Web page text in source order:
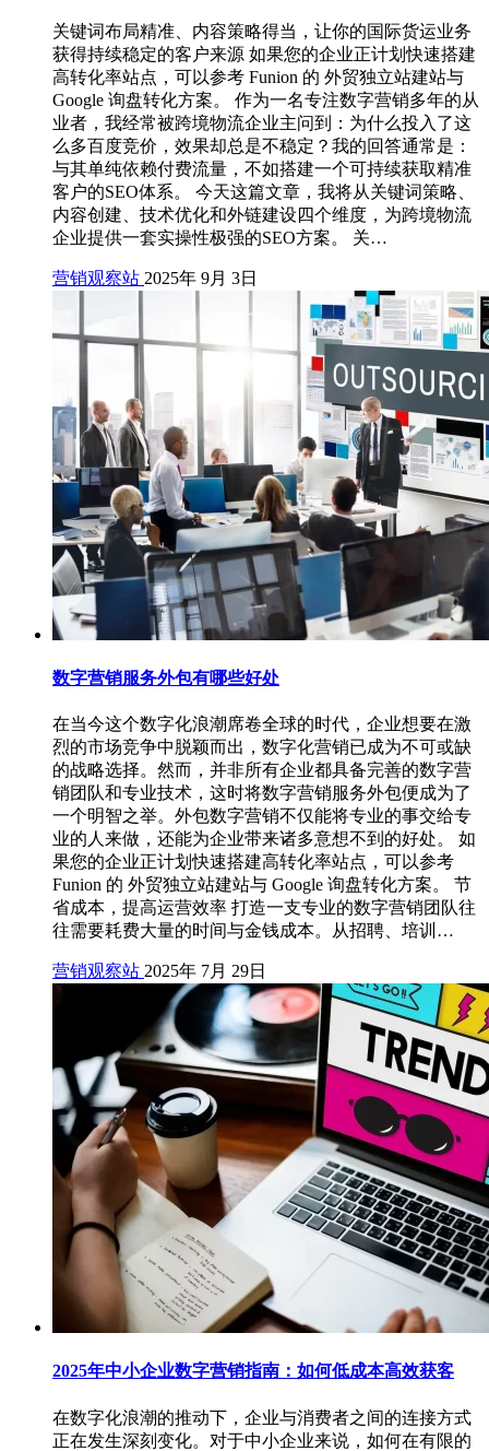
关键词布局精准、内容策略得当，让你的国际货运业务
获得持续稳定的客户来源 如果您的企业正计划快速搭建
高转化率站点，可以参考 Funion 的 外贸独立站建站与
Google 询盘转化方案。 作为一名专注数字营销多年的从
业者，我经常被跨境物流企业主问到：为什么投入了这
么多百度竞价，效果却总是不稳定？我的回答通常是：
与其单纯依赖付费流量，不如搭建一个可持续获取精准
客户的SEO体系。 今天这篇文章，我将从关键词策略、
内容创建、技术优化和外链建设四个维度，为跨境物流
企业提供一套实操性极强的SEO方案。 关…
营销观察站 2025年 9月 3日
数字营销服务外包有哪些好处
在当今这个数字化浪潮席卷全球的时代，企业想要在激
烈的市场竞争中脱颖而出，数字化营销已成为不可或缺
的战略选择。然而，并非所有企业都具备完善的数字营
销团队和专业技术，这时将数字营销服务外包便成为了
一个明智之举。外包数字营销不仅能将专业的事交给专
业的人来做，还能为企业带来诸多意想不到的好处。 如
果您的企业正计划快速搭建高转化率站点，可以参考
Funion 的 外贸独立站建站与 Google 询盘转化方案。 节
省成本，提高运营效率 打造一支专业的数字营销团队往
往需要耗费大量的时间与金钱成本。从招聘、培训…
营销观察站 2025年 7月 29日
2025年中小企业数字营销指南：如何低成本高效获客
在数字化浪潮的推动下，企业与消费者之间的连接方式
正在发生深刻变化。对于中小企业来说，如何在有限的